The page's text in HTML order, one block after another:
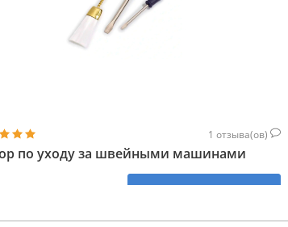
1 отзыва(ов)
по уходу за швейными машинами
КУПИТЬ